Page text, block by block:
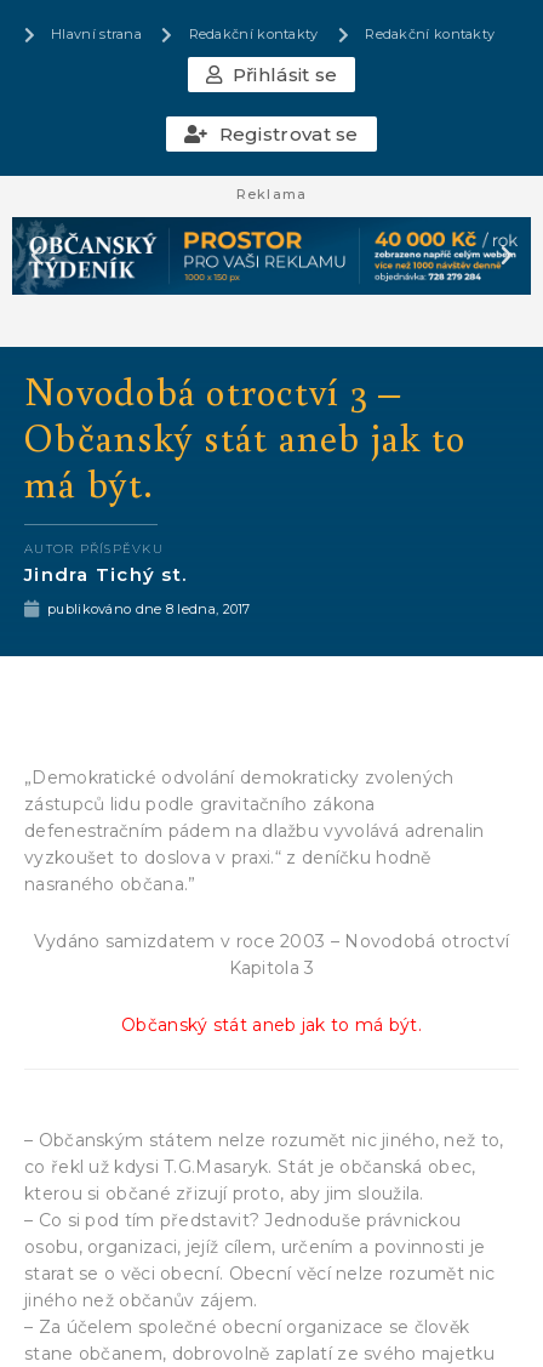
Hlavní strana Redakční kontakty Redakční kontakty
Přihlásit se
Registrovat se
Reklama
Novodobá otroctví 3 –
Občanský stát aneb jak to
má být.
AUTOR PŘÍSPĚVKU
Jindra Tichý st.
publikováno dne 8 ledna, 2017
„Demokratické odvolání demokraticky zvolených
zástupců lidu podle gravitačního zákona
defenestračním pádem na dlažbu vyvolává adrenalin
vyzkoušet to doslova v praxi.“ z deníčku hodně
nasraného občana.”
Vydáno samizdatem v roce 2003 – Novodobá otroctví
Kapitola 3
Občanský stát aneb jak to má být.
– Občanským státem nelze rozumět nic jiného, než to,
co řekl už kdysi T.G.Masaryk. Stát je občanská obec,
kterou si občané zřizují proto, aby jim sloužila.
– Co si pod tím představit? Jednoduše právnickou
osobu, organizaci, jejíž cílem, určením a povinnosti je
starat se o věci obecní. Obecní věcí nelze rozumět nic
jiného než občanův zájem.
– Za účelem společné obecní organizace se člověk
stane občanem, dobrovolně zaplatí ze svého majetku